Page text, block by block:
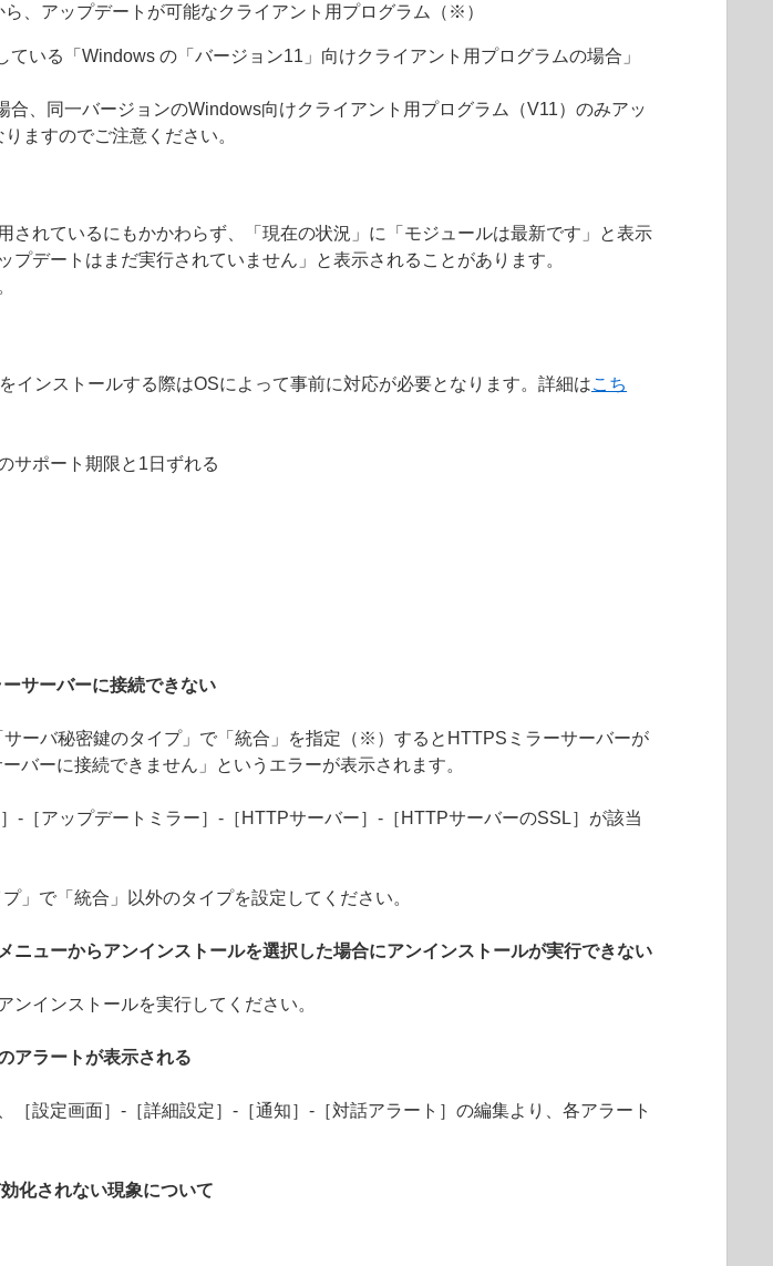
、アップデートが可能なクライアント用プログラム（※）
ている「Windows の「バージョン11」向けクライアント用プログラムの場合」
、同一バージョンのWindows向けクライアント用プログラム（V11）のみアッ
ますのでご注意ください。
されているにもかかわらず、「現在の状況」に「モジュールは最新です」と表示
デートはまだ実行されていません」と表示されることがあります。
ンストールする際はOSによって事前に対応が必要となります。詳細はこち
サポート期限と1日ずれる
サーバーに接続できない
ーバ秘密鍵のタイプ」で「統合」を指定（※）するとHTTPSミラーサーバーが
バーに接続できません」というエラーが表示されます。
-［アップデートミラー］-［HTTPサーバー］-［HTTPサーバーのSSL］が該当
」で「統合」以外のタイプを設定してください。
ューからアンインストールを選択した場合にアンインストールが実行できない
インストールを実行してください。
アラートが表示される
［設定画面］-［詳細設定］-［通知］-［対話アラート］の編集より、各アラート
化されない現象について